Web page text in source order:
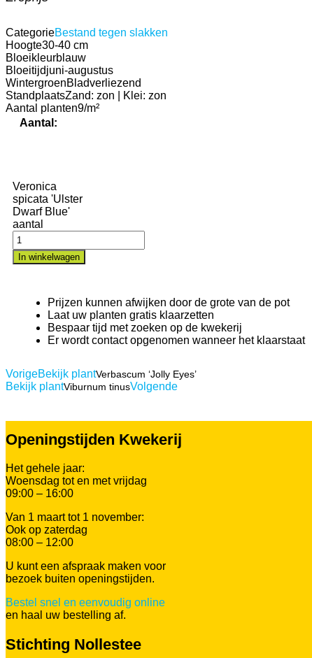
CategorieBestand tegen slakken
Hoogte30-40 cm
Bloeikleurblauw
Bloeitijdjuni-augustus
WintergroenBladverliezend
StandplaatsZand: zon | Klei: zon
Aantal planten9/m²
Aantal:
Veronica
spicata 'Ulster
Dwarf Blue'
aantal
In winkelwagen
Prijzen kunnen afwijken door de grote van de pot
Laat uw planten gratis klaarzetten
Bespaar tijd met zoeken op de kwekerij
Er wordt contact opgenomen wanneer het klaarstaat
VorigeBekijk plantVerbascum ‘Jolly Eyes’
Bekijk plantViburnum tinusVolgende
Openingstijden Kwekerij
Het gehele jaar:
Woensdag tot en met vrijdag
09:00 – 16:00
Van 1 maart tot 1 november:
Ook op zaterdag
08:00 – 12:00
U kunt een afspraak maken voor
bezoek buiten openingstijden.
Bestel snel en eenvoudig online
en haal uw bestelling af.
Stichting Nollestee